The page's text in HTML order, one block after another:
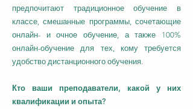
предпочитают традиционное обучение в
классе, смешанные программы, сочетающие
онлайн- и очное обучение, а также 100%
онлайн-обучение для тех, кому требуется
удобство дистанционного обучения.
Кто ваши преподаватели, какой у них
квалификации и опыта?